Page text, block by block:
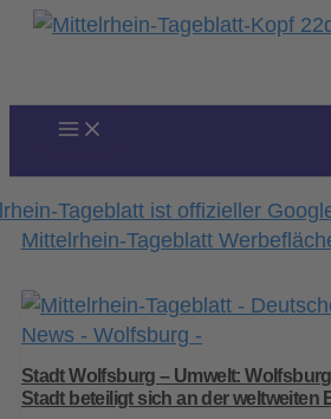
Zum
Stadt Wolfsburg – Umwelt:
Stadt beteiligt sich an der weltweiten